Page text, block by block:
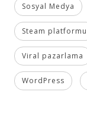
Sosyal Medya
Steam platformu
Viral pazarlama
WordPress